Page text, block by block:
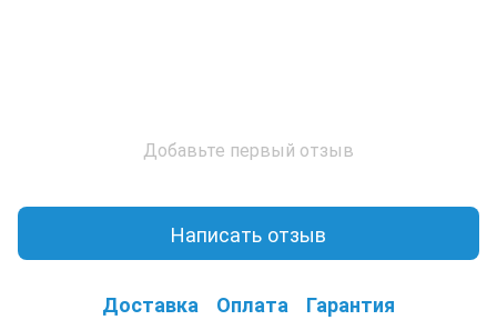
Добавьте первый отзыв
Написать отзыв
Доставка Оплата Гарантия